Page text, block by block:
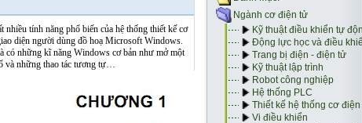
tính năng phổ biến của hệ thống thiết kế cơ
diện người dùng đồ hoạ Microsoft Windows.
có những kĩ năng Windows cơ bản như mở một
và những thao tác tương tự…